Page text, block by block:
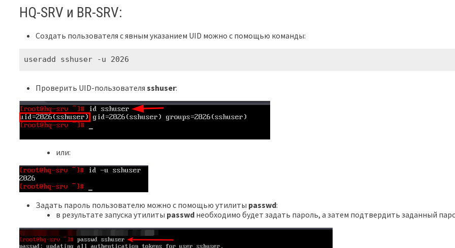
HQ-SRV и BR-SRV:
Создать пользователя с явным указанием UID можно с помощью команды:
useradd sshuser -u 2026
Проверить UID-пользователяsshuser:
или:
Задать пароль пользователю можно с помощью утилиты passwd:
в результате запуска утилиты passwd необходимо будет задать пароль, а затем подтвердить заданный